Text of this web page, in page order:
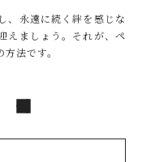
、永遠に続く絆を感じな
えましょう。それが、ペ
法です。